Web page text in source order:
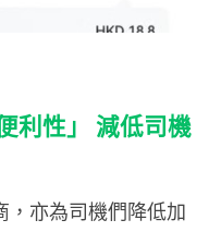
利性」
減低司機
，亦為司機們降低加